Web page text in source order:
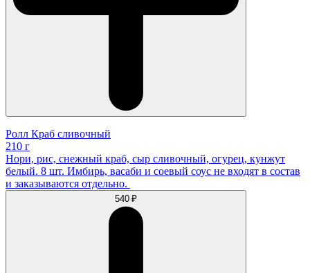
Ролл Краб сливочный
210 г
Нори, рис, снежный краб, сыр сливочный, огурец, кунжут
белый. 8 шт. Имбирь, васаби и соевый соус не входят в состав
и заказываются отдельно.
540 ₽